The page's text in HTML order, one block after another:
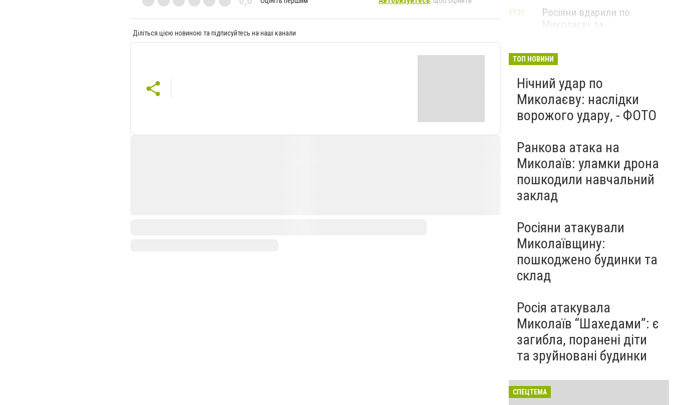
Діліться цією новиною та підписуйтесь на наші канали
Росіяни вдарили по
Миколаєву та
07:20
ТОП НОВИНИ
Нічний удар по
Миколаєву: наслідки
ворожого удару, - ФОТО
Ранкова атака на
Миколаїв: уламки дрона
пошкодили навчальний
заклад
Росіяни атакували
Миколаївщину:
пошкоджено будинки та
склад
Росія атакувала
Миколаїв “Шахедами”: є
загибла, поранені діти
та зруйновані будинки
СПЕЦТЕМА